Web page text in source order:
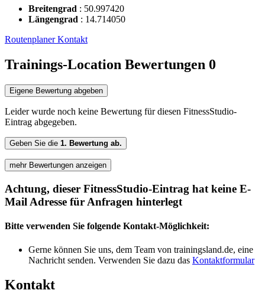
Breitengrad : 50.997420
Längengrad : 14.714050
RoutenplanerKontakt
Trainings-Location Bewertungen 0
Eigene Bewertung abgeben
Leider wurde noch keine Bewertung für diesen FitnessStudio-
Eintrag abgegeben.
Geben Sie die 1. Bewertung ab.
mehr Bewertungen anzeigen
Achtung, dieser FitnessStudio-Eintrag hat keine E-
Mail Adresse für Anfragen hinterlegt
Bitte verwenden Sie folgende Kontakt-Möglichkeit:
Gerne können Sie uns, dem Team von trainingsland.de, eine
Nachricht senden. Verwenden Sie dazu das Kontaktformular
Kontakt